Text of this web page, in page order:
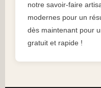
notre savoir-faire
modernes pour un
dès maintenant pour
gratuit et rapide !